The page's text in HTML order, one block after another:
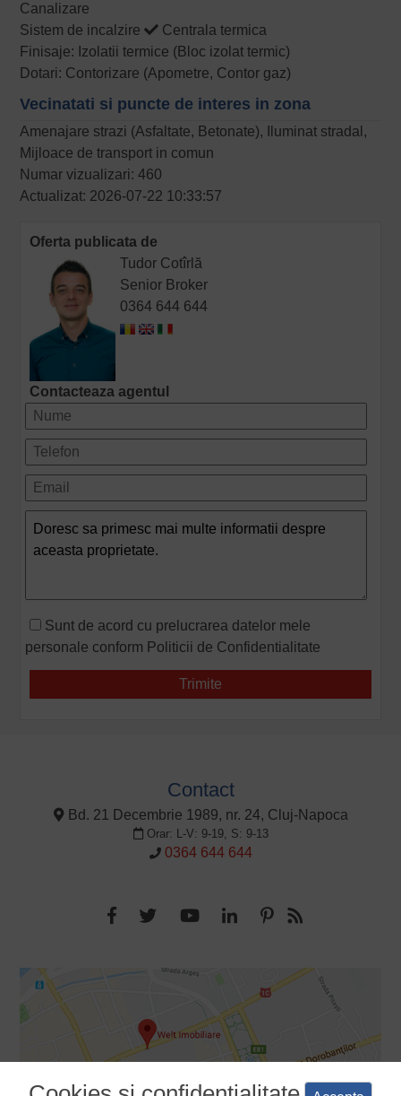
Canalizare
Sistem de incalzire
Centrala termica
Finisaje: Izolatii termice (Bloc izolat termic)
Dotari: Contorizare (Apometre, Contor gaz)
Vecinatati si puncte de interes in zona
Amenajare strazi (Asfaltate, Betonate), Iluminat stradal,
Mijloace de transport in comun
Numar vizualizari: 460
Actualizat: 2026-07-22 10:33:57
Oferta publicata de
Tudor Cotîrlă
Senior Broker
0364 644 644
Contacteaza agentul
Sunt de acord cu prelucrarea datelor mele
personale conform Politicii de Confidentialitate
Contact
Bd. 21 Decembrie 1989, nr. 24, Cluj-Napoca
Orar: L-V: 9-19, S: 9-13
0364 644 644